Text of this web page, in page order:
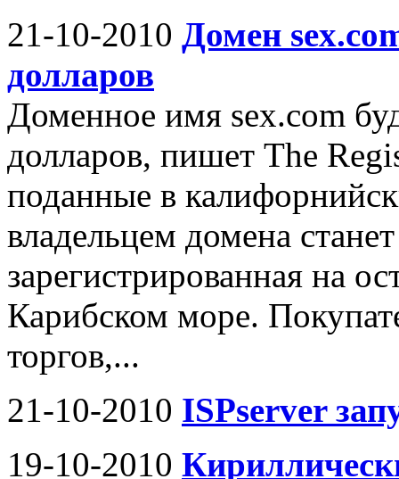
21-10-2010 Домен
долларов
Доменное имя sex.com
долларов, пишет The
поданные в
владельцем домена
зарегистрированная на
Карибском море.
торгов,...
21-10-2010 ISPserver
19-10-2010